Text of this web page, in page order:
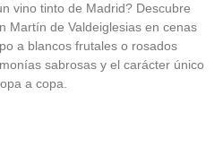
vino tinto de Madrid? Descubre
Martín de Valdeiglesias en cenas
a blancos frutales o rosados
sabrosas y el carácter único
a copa.